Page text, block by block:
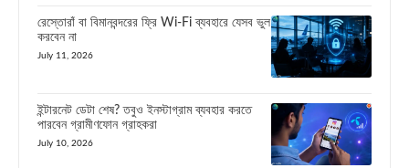
রেস্তোরাঁ বা বিমানবন্দরের ফ্রি Wi-Fi ব্যবহারে যেসব ভুল
করবেন না
July 11, 2026
ইন্টারনেট ডেটা শেষ? তবুও ইনস্টাগ্রাম ব্যবহার করতে
পারবেন গ্রামীণফোন গ্রাহকরা
July 10, 2026